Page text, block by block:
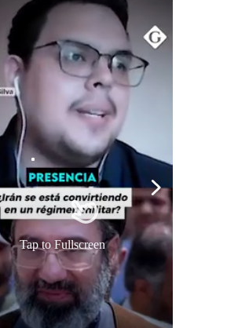
Tap to Fullscreen